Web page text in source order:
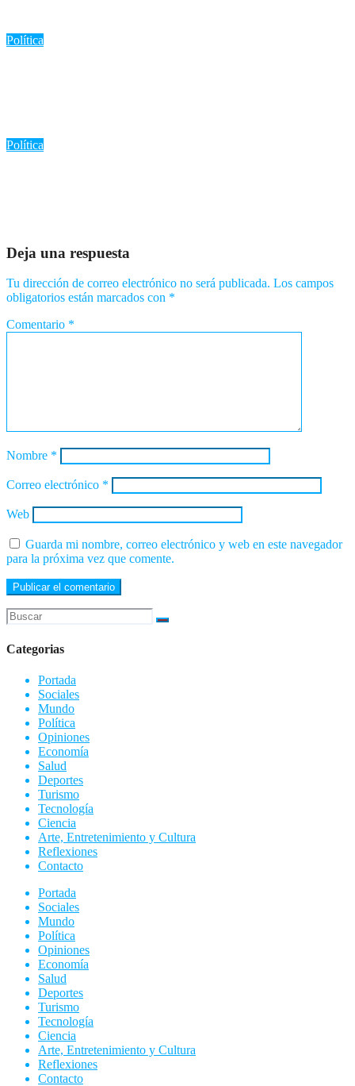
Política
Política
Deja una respuesta
Tu dirección de correo electrónico no será publicada. Los campos
obligatorios están marcados con *
Comentario *
Nombre *
Correo electrónico *
Web
Guarda mi nombre, correo electrónico y web en este navegador
para la próxima vez que comente.
Categorias
Portada
Sociales
Mundo
Política
Opiniones
Economía
Salud
Deportes
Turismo
Tecnología
Ciencia
Arte, Entretenimiento y Cultura
Reflexiones
Contacto
Portada
Sociales
Mundo
Política
Opiniones
Economía
Salud
Deportes
Turismo
Tecnología
Ciencia
Arte, Entretenimiento y Cultura
Reflexiones
Contacto